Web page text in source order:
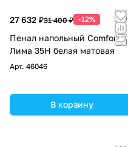
27 632 ₽31 400 ₽ -12%
Пенал напольный Comforty
Лима 35Н белая матовая
Арт. 46046
В корзину